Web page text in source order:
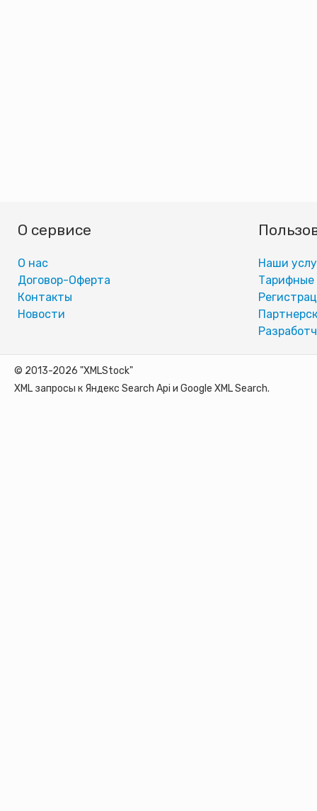
О сервисе
О нас
Договор-Оферта
Контакты
Новости
Наши
Тарифные
© 2013-2026 "XMLStock"
XML запросы к Яндекс Search Api и Google XML Search.